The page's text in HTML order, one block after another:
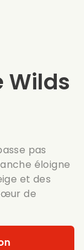
Wilds
pas
éloigne
et des
de